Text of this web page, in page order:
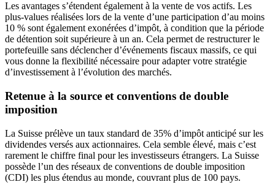
Les avantages s’étendent également à la vente de vos actifs. Les
plus-values réalisées lors de la vente d’une participation d’au moins
10 % sont également exonérées d’impôt, à condition que la période
de détention soit supérieure à un an. Cela permet de restructurer le
portefeuille sans déclencher d’événements fiscaux massifs, ce qui
vous donne la flexibilité nécessaire pour adapter votre stratégie
d’investissement à l’évolution des marchés.
Retenue à la source et conventions de double
imposition
La Suisse prélève un taux standard de 35% d’impôt anticipé sur les
dividendes versés aux actionnaires. Cela semble élevé, mais c’est
rarement le chiffre final pour les investisseurs étrangers. La Suisse
possède l’un des réseaux de conventions de double imposition
(CDI) les plus étendus au monde, couvrant plus de 100 pays.